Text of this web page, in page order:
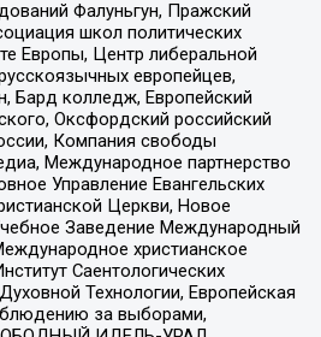
Фалуньгун, Пражский
школ политических
Европы, Центр либеральной
европейцев,
Бард колледж, Европейский
Оксфордский российский
Компания свободы
Международное партнерство
Управление Евангельских
Церкви, Новое
Заведение Международный
христианское
Саентологических
Технологии, Европейская
за выборами,